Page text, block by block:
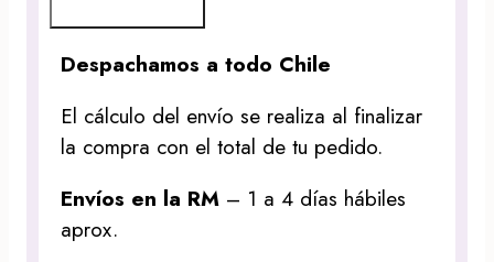
Despachamos a todo Chile
El cálculo del envío se realiza al finalizar
la compra con el total de tu pedido.
Envíos en la RM – 1 a 4 días hábiles
aprox.